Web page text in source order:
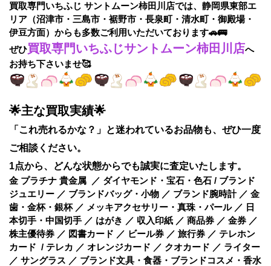
買取専門いちふじ サントムーン柿田川店では、静岡県東部エ
リア（沼津市・三島市・裾野市・長泉町・清水町・御殿場・
伊豆方面）からも多数ご利用いただいております🚗🚌
ぜひ買取専門いちふじサントムーン柿田川店へ
お持ち下さいませ🥰
🌟主な買取実績🌟
「これ売れるかな？」と迷われているお品物も、ぜひ一度
ご相談ください。
1点から、どんな状態からでも誠実に査定いたします。
金 プラチナ 貴金属 ／ ダイヤモンド・宝石・色石 / ブランド
ジュエリー ／ ブランドバッグ・小物 ／ ブランド腕時計 ／ 金
歯・金杯・銀杯 ／ メッキアクセサリー・真珠・パール ／ 日
本切手・中国切手 ／ はがき ／ 収入印紙 ／ 商品券 ／ 金券 ／
株主優待券 ／ 図書カード ／ ビール券 ／ 旅行券 ／ テレホン
カード / テレカ ／ オレンジカード ／ クオカード ／ ライター
／ サングラス ／ ブランド文具・食器・ブランドコスメ・香水